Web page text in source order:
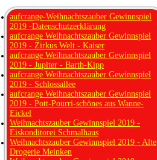
aufcrange-Weihnachtszauber Gewinnspiel
2019 -Datenschutzerklärung
aufcrange Weihnachtszauber Gewinnspiel
2019 - Zirkus Welt - Kaiser
aufcrange Weihnachtszauber Gewinnspiel
2019 - Jupiter - Barth-Kipp
aufcrange Weihnachtszauber Gewinnspiel
2019 - Schlossallee
aufcrange Weihnachtszauber Gewinnspiel
2019 - Pott-Pourri-schönes aus Wanne-
Eickel
Weihnachtszauber Gewinnspiel 2019 -
Eiskonditorei Schmalhaus
Weihnachtszauber Gewinnspiel 2019 - Alte
Drogerie Meinken